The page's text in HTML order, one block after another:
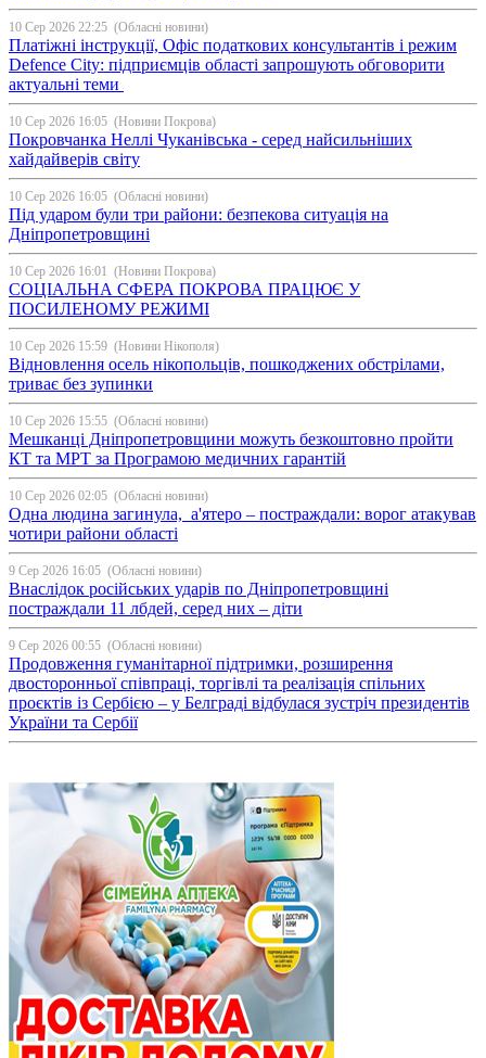
10 Сер 2026 22:25 (Обласні новини)
Платіжні інструкції, Офіс податкових консультантів і режим
Defence City: підприємців області запрошують обговорити
актуальні теми
10 Сер 2026 16:05 (Новини Покрова)
Покровчанка Неллі Чуканівська - серед найсильніших
хайдайверів світу
10 Сер 2026 16:05 (Обласні новини)
Під ударом були три райони: безпекова ситуація на
Дніпропетровщині
10 Сер 2026 16:01 (Новини Покрова)
СОЦІАЛЬНА СФЕРА ПОКРОВА ПРАЦЮЄ У
ПОСИЛЕНОМУ РЕЖИМІ
10 Сер 2026 15:59 (Новини Нікополя)
Відновлення осель нікопольців, пошкоджених обстрілами,
триває без зупинки
10 Сер 2026 15:55 (Обласні новини)
Мешканці Дніпропетровщини можуть безкоштовно пройти
КТ та МРТ за Програмою медичних гарантій
10 Сер 2026 02:05 (Обласні новини)
Одна людина загинула, а'ятеро – постраждали: ворог атакував
чотири райони області
9 Сер 2026 16:05 (Обласні новини)
Внаслідок російських ударів по Дніпропетровщині
постраждали 11 лбдей, серед них – діти
9 Сер 2026 00:55 (Обласні новини)
Продовження гуманітарної підтримки, розширення
двосторонньої співпраці, торгівлі та реалізація спільних
проєктів із Сербією – у Белграді відбулася зустріч президентів
України та Сербії